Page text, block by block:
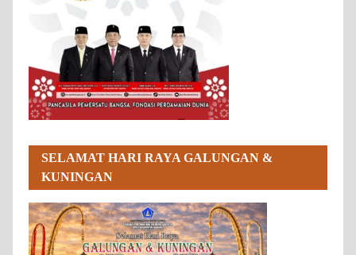
SELAMAT HARI RAYA GALUNGAN &
KUNINGAN